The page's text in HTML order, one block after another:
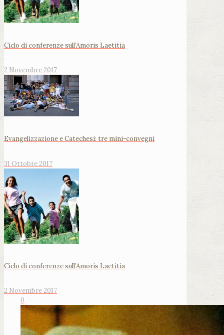
Ciclo di conferenze sull’Amoris Laetitia
2 Novembre 2017
Evangelizzazione e Catechesi: tre mini-convegni
31 Ottobre 2017
Ciclo di conferenze sull’Amoris Laetitia
2 Novembre 2017
0